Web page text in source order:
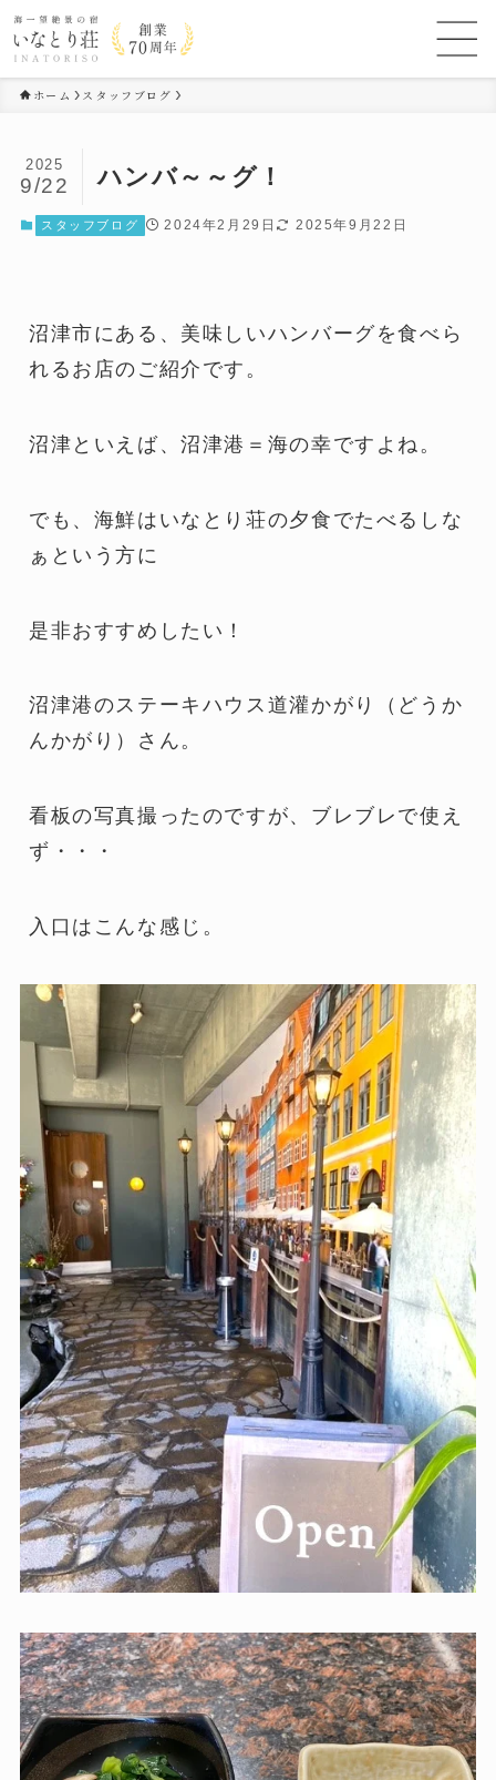
ホーム スタッフブログ
ハンバ～～グ！
2025
9/22
スタッフブログ 2024年2月29日 2025年9月22日
沼津市にある、美味しいハンバーグを食べら
れるお店のご紹介です。
沼津といえば、沼津港＝海の幸ですよね。
でも、海鮮はいなとり荘の夕食でたべるしな
ぁという方に
是非おすすめしたい！
沼津港のステーキハウス道灌かがり（どうか
んかがり）さん。
看板の写真撮ったのですが、ブレブレで使え
ず・・・
入口はこんな感じ。